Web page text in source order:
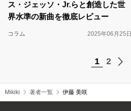
ス・ジェッソ・Jr.らと創造した世
界水準の新曲を徹底レビュー
コラム 2025年06月25日
1 2
Mikiki 著者一覧 伊藤 美咲